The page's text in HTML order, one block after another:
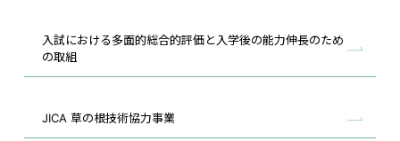
入試における多面的総合的評価と入学後の能力伸長のため
の取組
JICA 草の根技術協力事業